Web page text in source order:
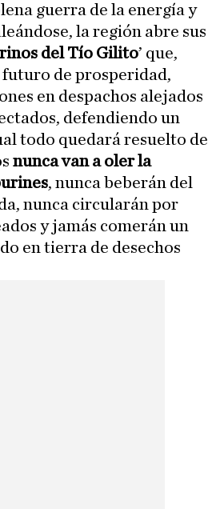
guerra de la energía y
la región abre sus
del Tío Gilito’ que,
de prosperidad,
en despachos alejados
defendiendo un
todo quedará resuelto de
nunca van a oler la
, nunca beberán del
nunca circularán por
y jamás comerán un
en tierra de desechos